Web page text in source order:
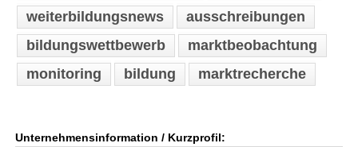
weiterbildungsnews
ausschreibungen
bildungswettbewerb
marktbeobachtung
monitoring
bildung marktrecherche
Unternehmensinformation / Kurzprofil: